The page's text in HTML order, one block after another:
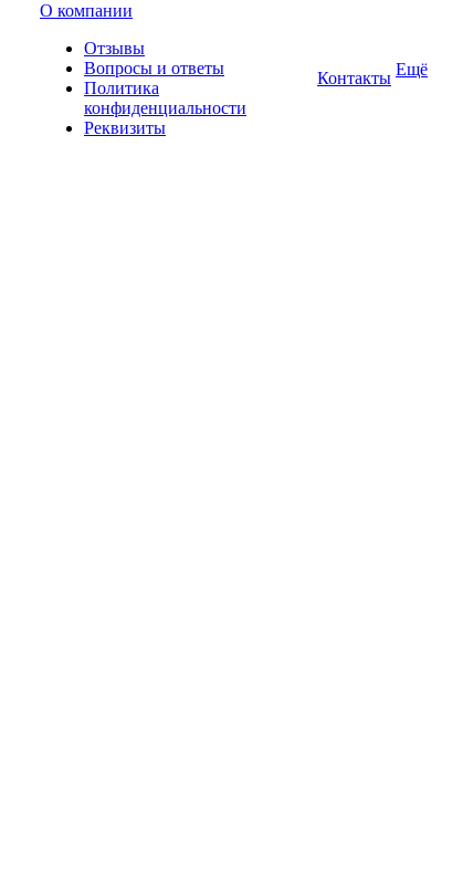
О компании
Отзывы
Вопросы и ответы
Политика
конфиденциальности
Реквизиты
Контакты Ещё